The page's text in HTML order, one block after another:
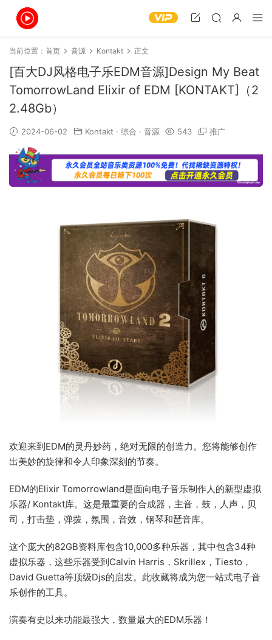
当前位置： 首页 音源 Kontakt 正文
[百大DJ风格电子乐EDM音源]Design My Beat
TomorrowLand Elixir of EDM [KONTAKT]（2
2.48Gb）
2024-06-02 Kontakt · 综合 · 音源 543 推广
欢迎来到EDM的灵丹妙药，绝对无限的创造力。您将能够创作
出美妙的旋律和令人印象深刻的节奏。
EDM的Elixir Tomorrowland是面向电子音乐制作人的新型虚拟
乐器/ Kontakt库。这是最重要的合成器，主音，鼓，人声，贝
司，打击垫，弹拨，氛围，音效，钢琴和琶音库。
这个庞大的82GB资料库包含10,000多种乐器，其中包含34种
虚拟乐器，这些乐器受到Calvin Harris，Skrillex，Tiesto，
David Guetta等顶级Djs的启发。此收藏将成为您一站式电子音
乐创作的工具。
演奏有史以来功能最强大，数量最大的EDM乐器！